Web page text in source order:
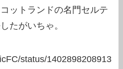
ットランドの名門セルテ
たがいちゃ。
status/1402898208913